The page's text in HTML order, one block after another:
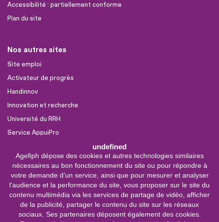
undefined
Agefiph dépose des cookies et autres technologies similaires
nécessaires au bon fonctionnement du site ou pour répondre à
votre demande d’un service, ainsi que pour mesurer et analyser
l’audience et la performance du site, vous proposer sur le site du
contenu multimédia via les services de partage de vidéo, afficher
de la publicité, partager le contenu du site sur les réseaux
sociaux. Ses partenaires déposent également des cookies.
Accessibilité : partiellement conforme
Plan du site
Nos autres sites
Site emploi
Activateur de progrès
Handinnov
Innovation et recherche
Université du RRH
Service AppuiPro
Nous suivre
Youtube
Linkedin
Facebook